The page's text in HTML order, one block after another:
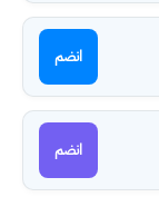
انضم
انضم